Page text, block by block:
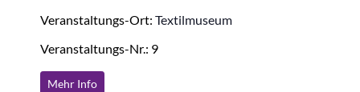
Veranstaltungs-Ort: Textilmuseum
Veranstaltungs-Nr.: 9
Mehr Info